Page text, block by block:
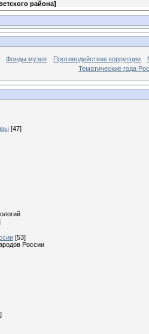
района]
Фонды музея Противодействие коррупции
Тематические года
[47]
[53]
России